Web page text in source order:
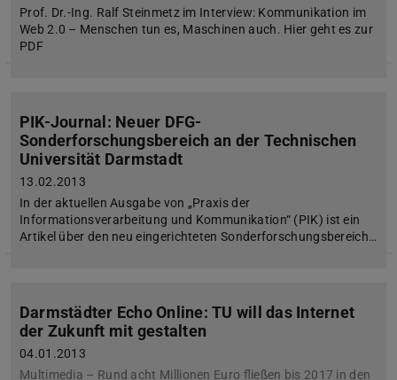
Prof. Dr.-Ing. Ralf Steinmetz im Interview: Kommunikation im
Web 2.0 – Menschen tun es, Maschinen auch. Hier geht es zur
PDF
PIK-Journal: Neuer DFG-
Sonderforschungsbereich an der Technischen
Universität Darmstadt
13.02.2013
In der aktuellen Ausgabe von „Praxis der
Informationsverarbeitung und Kommunikation“ (PIK) ist ein
Artikel über den neu eingerichteten Sonderforschungsbereich…
Darmstädter Echo Online: TU will das Internet
der Zukunft mit gestalten
04.01.2013
Multimedia – Rund acht Millionen Euro fließen bis 2017 in den